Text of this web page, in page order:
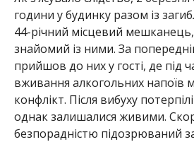
години у будинку разом із
44-річний місцевий
знайомий із ними. За
прийшов до них у гості, де під
вживання алкогольних напоїв
конфлікт. Після вибуху
однак залишалися живими.
безпорадністю підозрюваний